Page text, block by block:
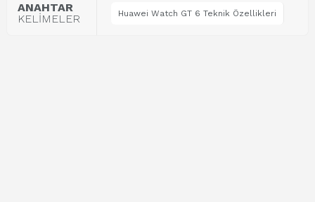
ANAHTAR
KELİMELER
Huawei Watch GT 6 Teknik Özellikleri